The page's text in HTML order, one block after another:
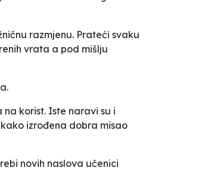
razmjenu. Prateći svaku
vrata a pod mišlju
korist. Iste naravi su i
izrođena dobra misao
novih naslova učenici